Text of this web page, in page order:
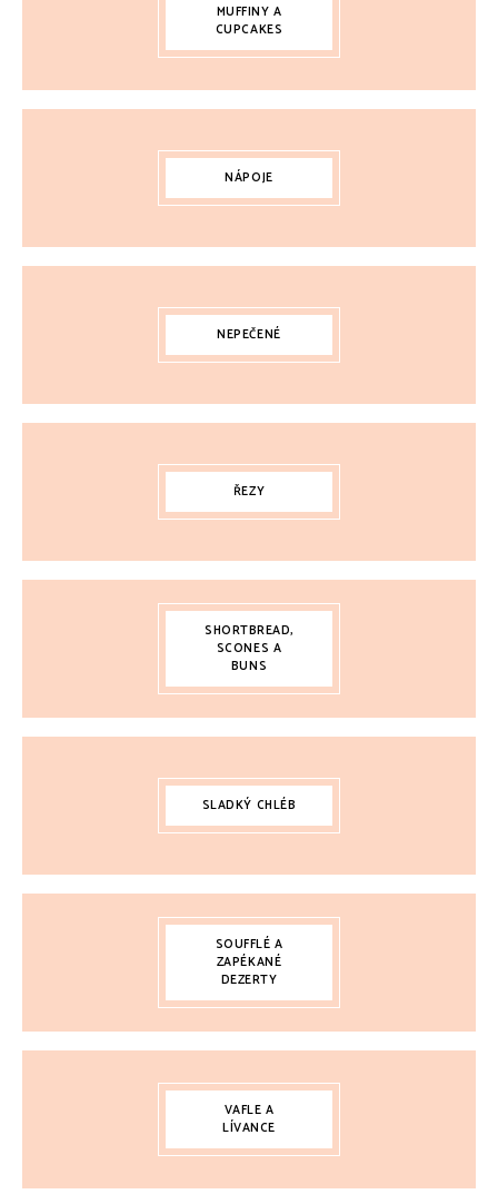
MUFFINY A
CUPCAKES
NÁPOJE
NEPEČENÉ
ŘEZY
SHORTBREAD,
SCONES A
BUNS
SLADKÝ CHLÉB
SOUFFLÉ A
ZAPÉKANÉ
DEZERTY
VAFLE A
LÍVANCE